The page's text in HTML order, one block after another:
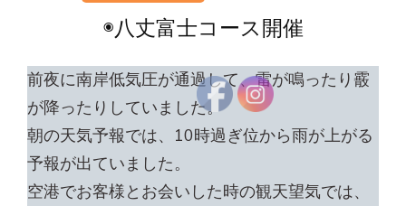
◉八丈富士コース開催
前夜に南岸低気圧が通過して、雷が鳴ったり霰
が降ったりしていました。
朝の天気予報では、10時過ぎ位から雨が上がる
予報が出ていました。
空港でお客様とお会いした時の観天望気では、